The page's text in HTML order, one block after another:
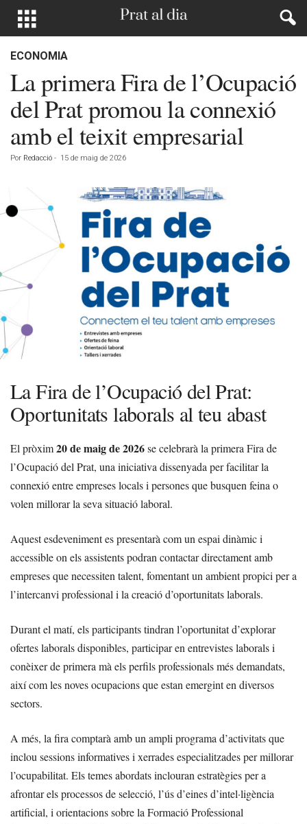
ECONOMIA
La primera Fira de l’Ocupació
del Prat promou la connexió
amb el teixit empresarial
Por Redacció - 15 de maig de 2026
La Fira de l’Ocupació del Prat:
Oportunitats laborals al teu abast
El pròxim20 de maig de 2026se celebrarà la primera Fira de
l’Ocupació del Prat, una iniciativa dissenyada per facilitar la
connexió entre empreses locals i persones que busquen feina o
volen millorar la seva situació laboral.
Aquest esdeveniment es presentarà com un espai dinàmic i
accessible on els assistents podran contactar directament amb
empreses que necessiten talent, fomentant un ambient propici per a
l’intercanvi professional i la creació d’oportunitats laborals.
Durant el matí, els participants tindran l’oportunitat d’explorar
ofertes laborals disponibles, participar en entrevistes laborals i
conèixer de primera mà els perfils professionals més demandats,
així com les noves ocupacions que estan emergint en diversos
sectors.
A més, la fira comptarà amb un ampli programa d’activitats que
inclou sessions informatives i xerrades especialitzades per millorar
l’ocupabilitat. Els temes abordats inclouran estratègies per a
afrontar els processos de selecció, l’ús d’eines d’intel·ligència
artificial, i orientacions sobre la Formació Professional